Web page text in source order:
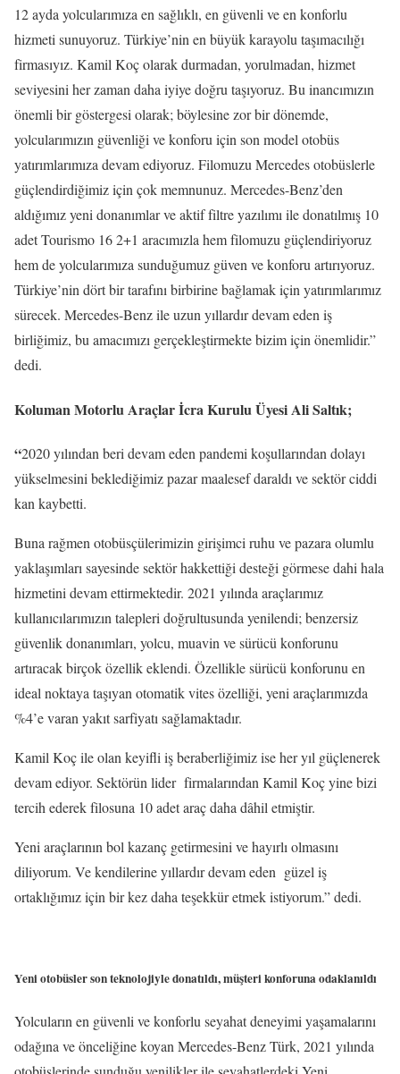
12 ayda yolcularımıza en sağlıklı, en güvenli ve en konforlu
hizmeti sunuyoruz. Türkiye’nin en büyük karayolu taşımacılığı
firmasıyız. Kamil Koç olarak durmadan, yorulmadan, hizmet
seviyesini her zaman daha iyiye doğru taşıyoruz. Bu inancımızın
önemli bir göstergesi olarak; böylesine zor bir dönemde,
yolcularımızın güvenliği ve konforu için son model otobüs
yatırımlarımıza devam ediyoruz. Filomuzu Mercedes otobüslerle
güçlendirdiğimiz için çok memnunuz. Mercedes-Benz’den
aldığımız yeni donanımlar ve aktif filtre yazılımı ile donatılmış 10
adet Tourismo 16 2+1 aracımızla hem filomuzu güçlendiriyoruz
hem de yolcularımıza sunduğumuz güven ve konforu artırıyoruz.
Türkiye’nin dört bir tarafını birbirine bağlamak için yatırımlarımız
sürecek. Mercedes-Benz ile uzun yıllardır devam eden iş
birliğimiz, bu amacımızı gerçekleştirmekte bizim için önemlidir.”
dedi.
Koluman Motorlu Araçlar İcra Kurulu Üyesi Ali Saltık;
“2020 yılından beri devam eden pandemi koşullarından dolayı
yükselmesini beklediğimiz pazar maalesef daraldı ve sektör ciddi
kan kaybetti.
Buna rağmen otobüsçülerimizin girişimci ruhu ve pazara olumlu
yaklaşımları sayesinde sektör hakkettiği desteği görmese dahi hala
hizmetini devam ettirmektedir. 2021 yılında araçlarımız
kullanıcılarımızın talepleri doğrultusunda yenilendi; benzersiz
güvenlik donanımları, yolcu, muavin ve sürücü konforunu
artıracak birçok özellik eklendi. Özellikle sürücü konforunu en
ideal noktaya taşıyan otomatik vites özelliği, yeni araçlarımızda
%4’e varan yakıt sarfiyatı sağlamaktadır.
Kamil Koç ile olan keyifli iş beraberliğimiz ise her yıl güçlenerek
devam ediyor. Sektörün lider firmalarından Kamil Koç yine bizi
tercih ederek filosuna 10 adet araç daha dâhil etmiştir.
Yeni araçlarının bol kazanç getirmesini ve hayırlı olmasını
diliyorum. Ve kendilerine yıllardır devam eden güzel iş
ortaklığımız için bir kez daha teşekkür etmek istiyorum.” dedi.
Yeni otobüsler son teknolojiyle donatıldı, müşteri konforuna odaklanıldı
Yolcuların en güvenli ve konforlu seyahat deneyimi yaşamalarını
odağına ve önceliğine koyan Mercedes-Benz Türk, 2021 yılında